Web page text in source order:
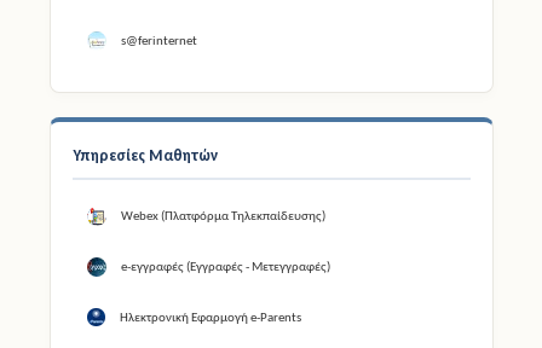
s@ferinternet
Υπηρεσίες Μαθητών
Webex (Πλατφόρμα Τηλεκπαίδευσης)
e-εγγραφές (Εγγραφές - Μετεγγραφές)
Ηλεκτρονική Εφαρμογή e-Parents